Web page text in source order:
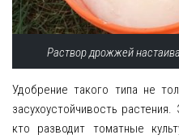
Раствор дрожжей
Удобрение такого типа не
засухоустойчивость
кто разводит томатные